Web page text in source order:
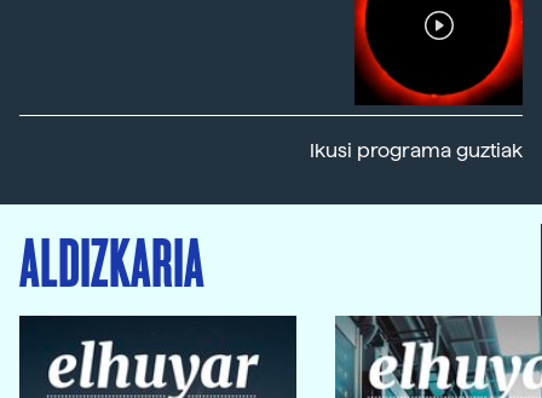
Ikusi programa guztiak
ALDIZKARIA